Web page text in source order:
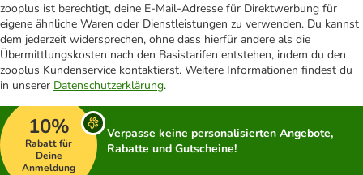
zooplus ist berechtigt, deine E-Mail-Adresse für Direktwerbung für
eigene ähnliche Waren oder Dienstleistungen zu verwenden. Du kannst
dem jederzeit widersprechen, ohne dass hierfür andere als die
Übermittlungskosten nach den Basistarifen entstehen, indem du den
zooplus Kundenservice kontaktierst. Weitere Informationen findest du
in unserer Datenschutzerklärung.
10%
Rabatt für
Deine
Anmeldung
Verpasse keine personalisierten Angebote,
Rabatte und Gutscheine!